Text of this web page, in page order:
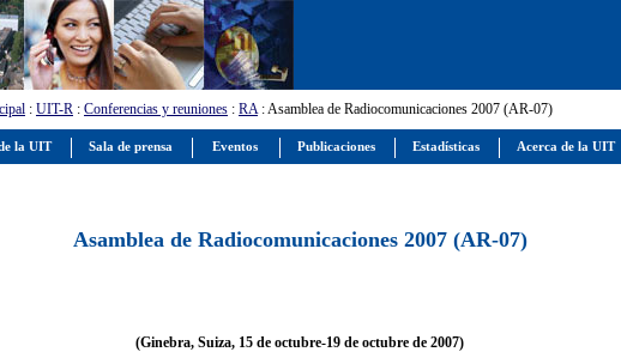
: UIT-R : Conferencias y reuniones : RA: Asamblea de Radiocomunicaciones 2007 (AR-07)
Asamblea de Radiocomunicaciones 2007 (AR-07)
(Ginebra, Suiza, 15 de octubre-19 de octubre de 2007)
la UIT Sala de prensa Eventos Publicaciones Estadísticas Acerca de la UIT